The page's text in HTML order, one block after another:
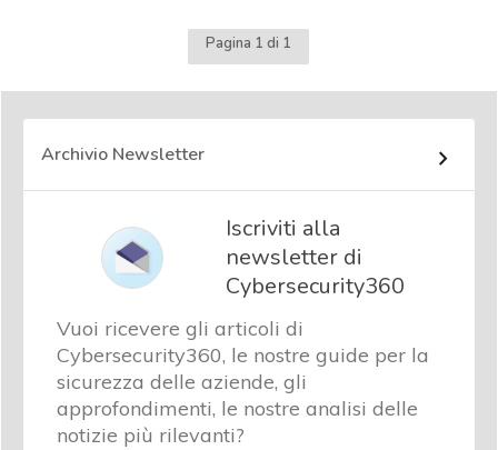
Pagina 1 di 1
Archivio Newsletter
Iscriviti alla
newsletter di
Cybersecurity360
Vuoi ricevere gli articoli di
Cybersecurity360, le nostre guide per la
sicurezza delle aziende, gli
approfondimenti, le nostre analisi delle
notizie più rilevanti?